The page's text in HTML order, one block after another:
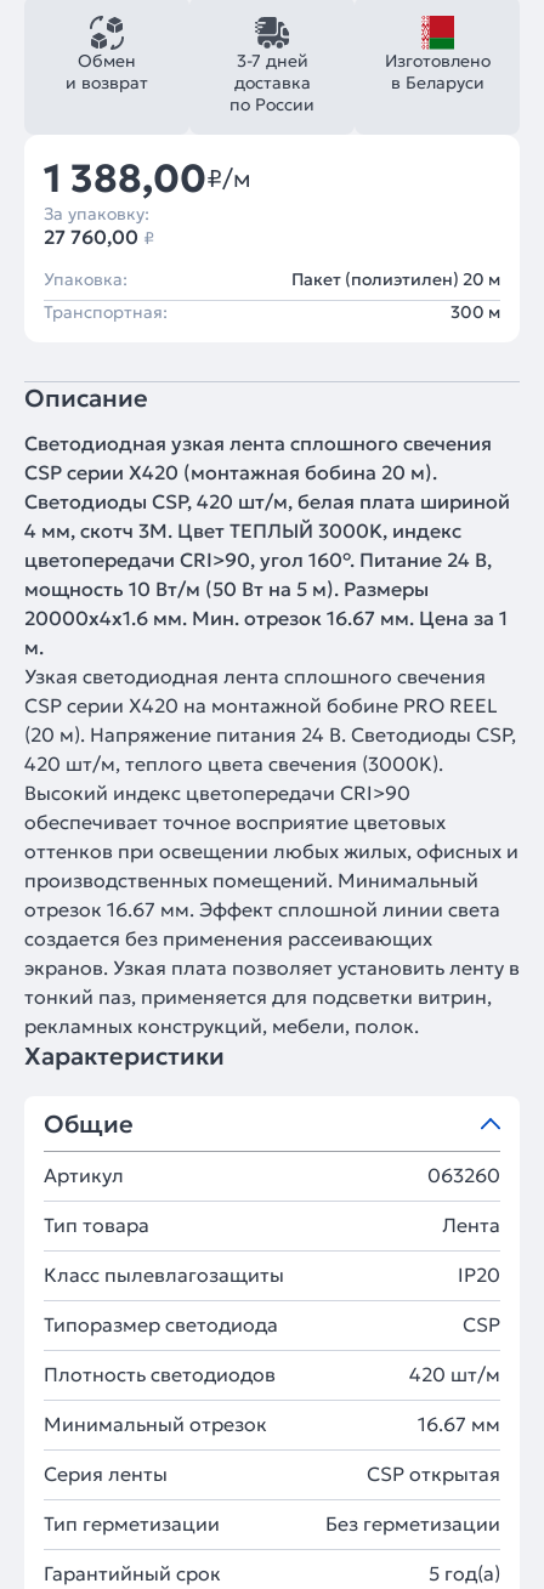
3-7 дней
доставка
по России
Обмен
и возврат
Изготовлено
в Беларуси
1 388,00₽/м
За упаковку:
27 760,00 ₽
Упаковка:
Пакет (полиэтилен) 20 м
Транспортная:
300 м
Описание
Светодиодная узкая лента сплошного свечения
CSP серии X420 (монтажная бобина 20 м).
Светодиоды CSP, 420 шт/м, белая плата шириной
4 мм, скотч 3M. Цвет ТЕПЛЫЙ 3000K, индекс
цветопередачи CRI>90, угол 160°. Питание 24 В,
мощность 10 Вт/м (50 Вт на 5 м). Размеры
20000х4х1.6 мм. Мин. отрезок 16.67 мм. Цена за 1
м.
Узкая светодиодная лента сплошного свечения
CSP серии X420 на монтажной бобине PRO REEL
(20 м). Напряжение питания 24 В. Светодиоды CSP,
420 шт/м, теплого цвета свечения (3000K).
Высокий индекс цветопередачи CRI>90
обеспечивает точное восприятие цветовых
оттенков при освещении любых жилых, офисных и
производственных помещений. Минимальный
отрезок 16.67 мм. Эффект сплошной линии света
создается без применения рассеивающих
экранов. Узкая плата позволяет установить ленту в
тонкий паз, применяется для подсветки витрин,
рекламных конструкций, мебели, полок.
Характеристики
Общие
Артикул 063260
Тип товара Лента
Класс пылевлагозащиты IP20
Типоразмер светодиода CSP
Плотность светодиодов 420 шт/м
Минимальный отрезок 16.67 мм
Серия ленты CSP открытая
Тип герметизации Без герметизации
Гарантийный срок 5 год(а)